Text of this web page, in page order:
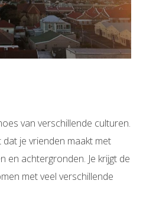
van verschillende culturen.
je vrienden maakt met
en achtergronden. Je krijgt de
met veel verschillende